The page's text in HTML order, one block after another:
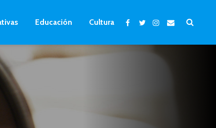
Educación Cultura